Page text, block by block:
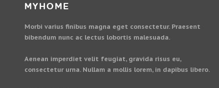
MYHOME
Morbi varius finibus magna eget consectetur. Praesent
bibendum nunc ac lectus lobortis malesuada.
Aenean imperdiet velit feugiat, gravida risus eu,
consectetur urna. Nullam a mollis lorem, in dapibus libero.